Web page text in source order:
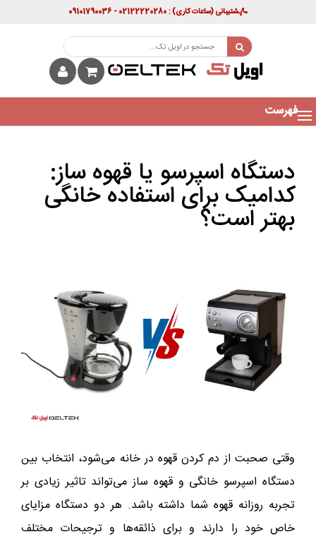
پشتیبانی(ساعات کاری): 02122220280 - 09101790036
فهرست
دستگاه اسپرسو یا قهوه‌ ساز:
کدامیک برای استفاده خانگی
بهتر است؟
وقتی صحبت از دم کردن قهوه در خانه می‌شود، انتخاب بین
دستگاه اسپرسو خانگی و قهوه‌ ساز می‌تواند تاثیر زیادی بر
تجربه روزانه قهوه شما داشته باشد. هر دو دستگاه مزایای
خاص خود را دارند و برای ذائقه‌ها و ترجیحات مختلف